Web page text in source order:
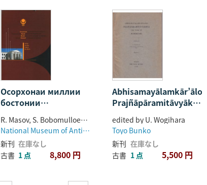
Осорхонаи миллии
бостонии
Тоҷикистон : албом R. Masov, S. Bobomulloev, M. Bubnova
National Museum of Antiquities of Tajikistan(タジキスタン国立考古学博物館)
新刊 在庫なし
古書 1 点 8,800 円
Abhisamayālamkār’ālokā
Prajñāpāramitāvyākhyā
: the work of
Haribhadra fasc. 1
edited by U. Wogihara
Toyo Bunko
新刊 在庫なし
古書 1 点 5,500 円